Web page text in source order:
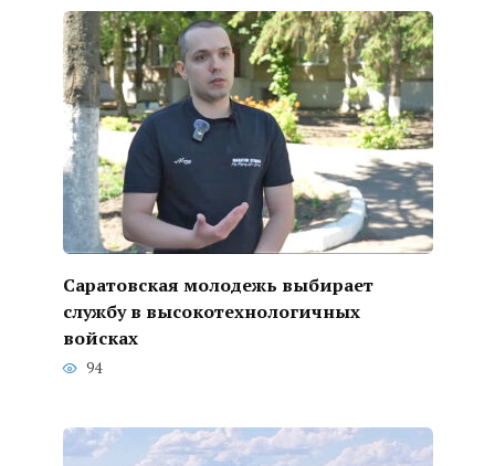
Саратовская молодежь выбирает
службу в высокотехнологичных
войсках
94